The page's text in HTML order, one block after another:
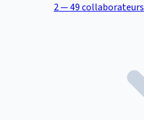
2 — 49 collaborateurs